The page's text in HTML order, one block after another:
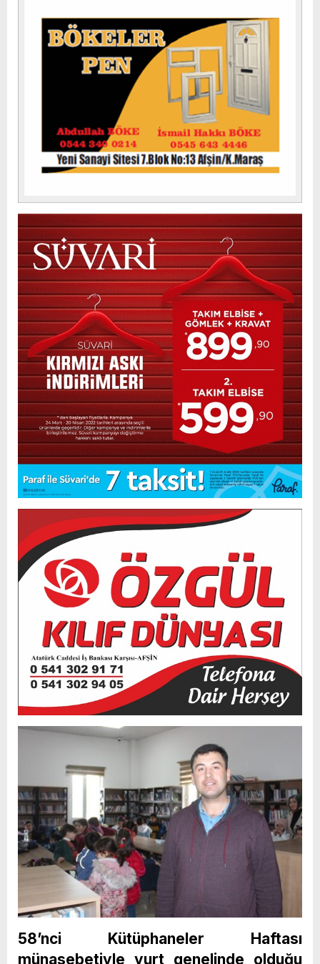
58’nci Kütüphaneler Haftası
münasebetiyle yurt genelinde olduğu